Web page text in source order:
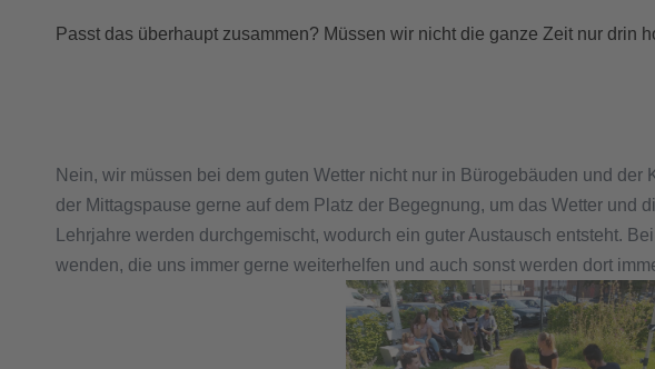
Passt das überhaupt zusammen? Müssen wir nicht die ganze Zeit nur drin
Nein, wir müssen bei dem guten Wetter nicht nur in Bürogebäuden und der
der Mittagspause gerne auf dem Platz der Begegnung, um das Wetter und
Lehrjahre werden durchgemischt, wodurch ein guter Austausch entsteht.
wenden, die uns immer gerne weiterhelfen und auch sonst werden dort